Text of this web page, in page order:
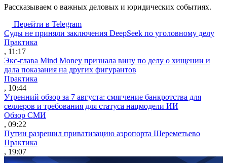
Рассказываем о важных деловых и юридических событиях.
Перейти в Telegram
Суды не приняли заключения DeepSeek по уголовному делу
Практика
, 11:17
Экс-глава Mind Money признала вину по делу о хищении и
дала показания на других фигурантов
Практика
, 10:44
Утренний обзор за 7 августа: смягчение банкротства для
селлеров и требования для статуса нацмодели ИИ
Обзор СМИ
, 09:22
Путин разрешил приватизацию аэропорта Шереметьево
Практика
, 19:07